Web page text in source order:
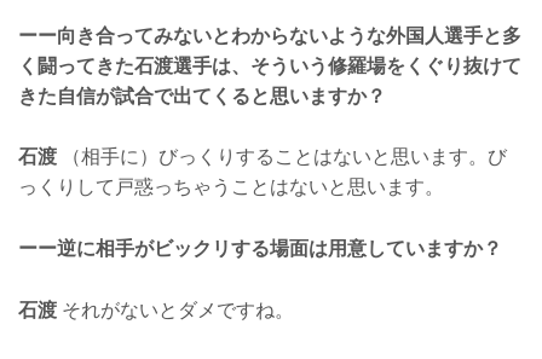
ーー向き合ってみないとわからないような外国人選手と多
く闘ってきた石渡選手は、そういう修羅場をくぐり抜けて
きた自信が試合で出てくると思いますか？
石渡 （相手に）びっくりすることはないと思います。び
っくりして戸惑っちゃうことはないと思います。
ーー逆に相手がビックリする場面は用意していますか？
石渡 それがないとダメですね。